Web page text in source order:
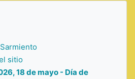
sitio
18 de mayo - Día de